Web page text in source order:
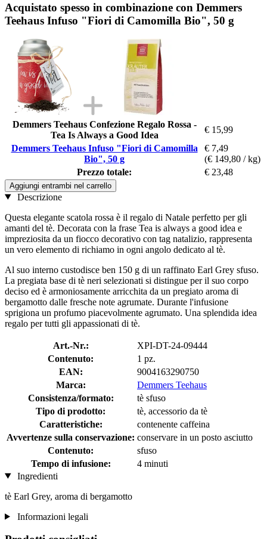
Acquistato spesso in combinazione con Demmers
Teehaus Infuso "Fiori di Camomilla Bio", 50 g
Demmers Teehaus Confezione Regalo Rossa -
Tea Is Always a Good Idea
€ 15,99
Demmers Teehaus Infuso "Fiori di Camomilla
Bio", 50 g
€ 7,49
(€ 149,80 / kg)
Prezzo totale:
€ 23,48
Aggiungi entrambi nel carrello
Descrizione
Questa elegante scatola rossa è il regalo di Natale perfetto per gli
amanti del tè. Decorata con la frase Tea is always a good idea e
impreziosita da un fiocco decorativo con tag natalizio, rappresenta
un vero elemento di richiamo in ogni angolo dedicato al tè.
Al suo interno custodisce ben 150 g di un raffinato Earl Grey sfuso.
La pregiata base di tè neri selezionati si distingue per il suo corpo
deciso ed è armoniosamente arricchita da un pregiato aroma di
bergamotto dalle fresche note agrumate. Durante l'infusione
sprigiona un profumo piacevolmente agrumato. Una splendida idea
regalo per tutti gli appassionati di tè.
Art.-Nr.:
XPI-DT-24-09444
Contenuto:
1 pz.
EAN:
9004163290750
Marca:
Demmers Teehaus
Consistenza/formato:
tè sfuso
Tipo di prodotto:
tè, accessorio da tè
Caratteristiche:
contenente caffeina
Avvertenze sulla conservazione: conservare in un posto asciutto
Contenuto:
sfuso
Tempo di infusione:
4 minuti
Ingredienti
tè Earl Grey, aroma di bergamotto
Informazioni legali